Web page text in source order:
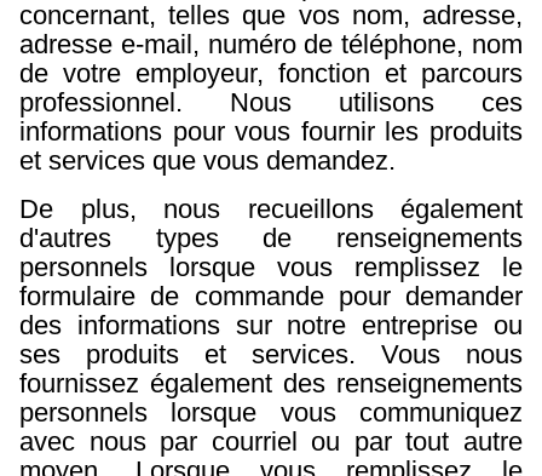
concernant, telles que vos nom, adresse,
adresse e-mail, numéro de téléphone, nom
de votre employeur, fonction et parcours
professionnel. Nous utilisons ces
informations pour vous fournir les produits
et services que vous demandez.
De plus, nous recueillons également
d'autres types de renseignements
personnels lorsque vous remplissez le
formulaire de commande pour demander
des informations sur notre entreprise ou
ses produits et services. Vous nous
fournissez également des renseignements
personnels lorsque vous communiquez
avec nous par courriel ou par tout autre